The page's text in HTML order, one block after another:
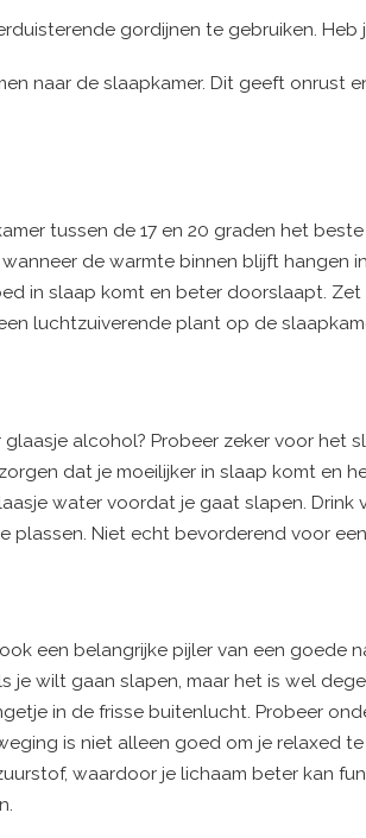
gordijnen te gebruiken. Heb
naar de slaapkamer. Dit geeft onrust
tussen de 17 en 20 graden het
de warmte binnen blijft hangen
in slaap komt en beter doorslaapt.
luchtzuiverende plant op de
alcohol? Probeer zeker voor het
dat je moeilijker in slaap komt en
water voordat je gaat slapen.
plassen. Niet echt bevorderend voor
een belangrijke pijler van een goede
je wilt gaan slapen, maar het is wel
in de frisse buitenlucht. Probeer
is niet alleen goed om je relaxed
waardoor je lichaam beter kan